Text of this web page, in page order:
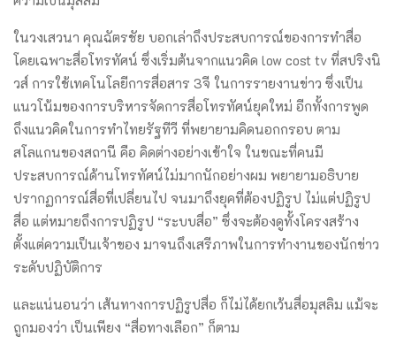
ในวงเสวนา คุณฉัตรชัย บอกเล่าถึงประสบการณ์ของการทำสื่อ
โดยเฉพาะสื่อโทรทัศน์ ซึ่งเริ่มต้นจากแนวคิด low cost tv ที่สปริงนิ
วส์ การใช้เทคโนโลยีการสื่อสาร 3จี ในการรายงานข่าว ซึ่งเป็น
แนวโน้มของการบริหารจัดการสื่อโทรทัศน์ยุคใหม่ อีกทั้งการพูด
ถึงแนวคิดในการทำไทยรัฐทีวี ที่พยายามคิดนอกกรอบ ตาม
สโลแกนของสถานี คือ คิดต่างอย่างเข้าใจ ในขณะที่คนมี
ประสบการณ์ด้านโทรทัศน์ไม่มากนักอย่างผม พยายามอธิบาย
ปรากฏการณ์สื่อที่เปลี่ยนไป จนมาถึงยุคที่ต้องปฏิรูป ไม่แต่ปฏิรูป
สื่อ แต่หมายถึงการปฏิรูป “ระบบสื่อ” ซึ่งจะต้องดูทั้งโครงสร้าง
ตั้งแต่ความเป็นเจ้าของ มาจนถึงเสรีภาพในการทำงานของนักข่าว
ระดับปฏิบัติการ
และแน่นอนว่า เส้นทางการปฏิรูปสื่อ ก็ไม่ได้ยกเว้นสื่อมุสลิม แม้จะ
ถูกมองว่า เป็นเพียง “สื่อทางเลือก” ก็ตาม